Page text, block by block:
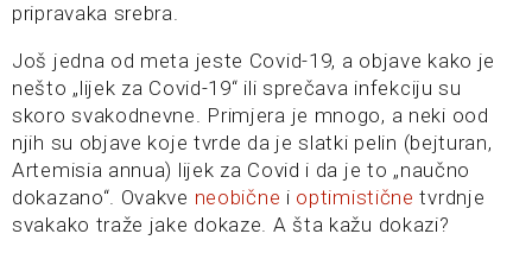
pripravaka srebra.
Još jedna od meta jeste Covid-19, a objave kako je
nešto „lijek za Covid-19“ ili sprečava infekciju su
skoro svakodnevne. Primjera je mnogo, a neki ood
njih su objave koje tvrde da je slatki pelin (bejturan,
Artemisia annua) lijek za Covid i da je to „naučno
dokazano“. Ovakve neobične i optimistične tvrdnje
svakako traže jake dokaze. A šta kažu dokazi?